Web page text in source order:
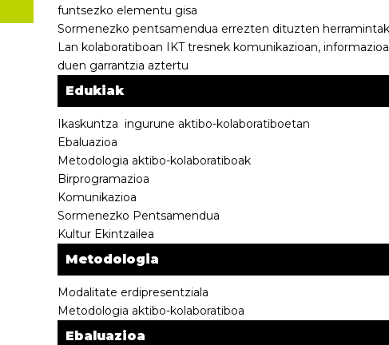
funtsezko elementu gisa
Sormenezko pentsamendua errezten dituzten herramintak
Lan kolaboratiboan IKT tresnek komunikazioan,
duen garrantzia aztertu
Edukiak
Ikaskuntza ingurune aktibo-kolaboratiboetan
Ebaluazioa
Metodologia aktibo-kolaboratiboak
Birprogramazioa
Komunikazioa
Sormenezko Pentsamendua
Kultur Ekintzailea
Metodologia
Modalitate erdipresentziala
Metodologia aktibo-kolaboratiboa
Ebaluazioa